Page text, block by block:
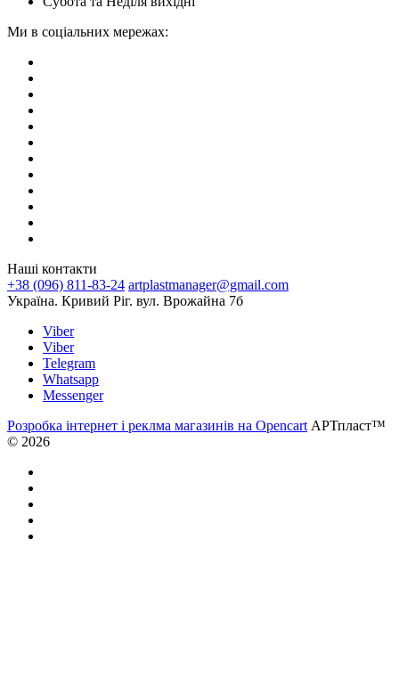
Ми в соціальних мережах:
Наші контакти
+38 (096) 811-83-24 artplastmanager@gmail.com
Україна. Кривий Ріг. вул. Врожайна 7б
Viber
Viber
Telegram
Whatsapp
Messenger
Розробка інтернет і реклма магазинів на Opencart АРТпласт™
© 2026